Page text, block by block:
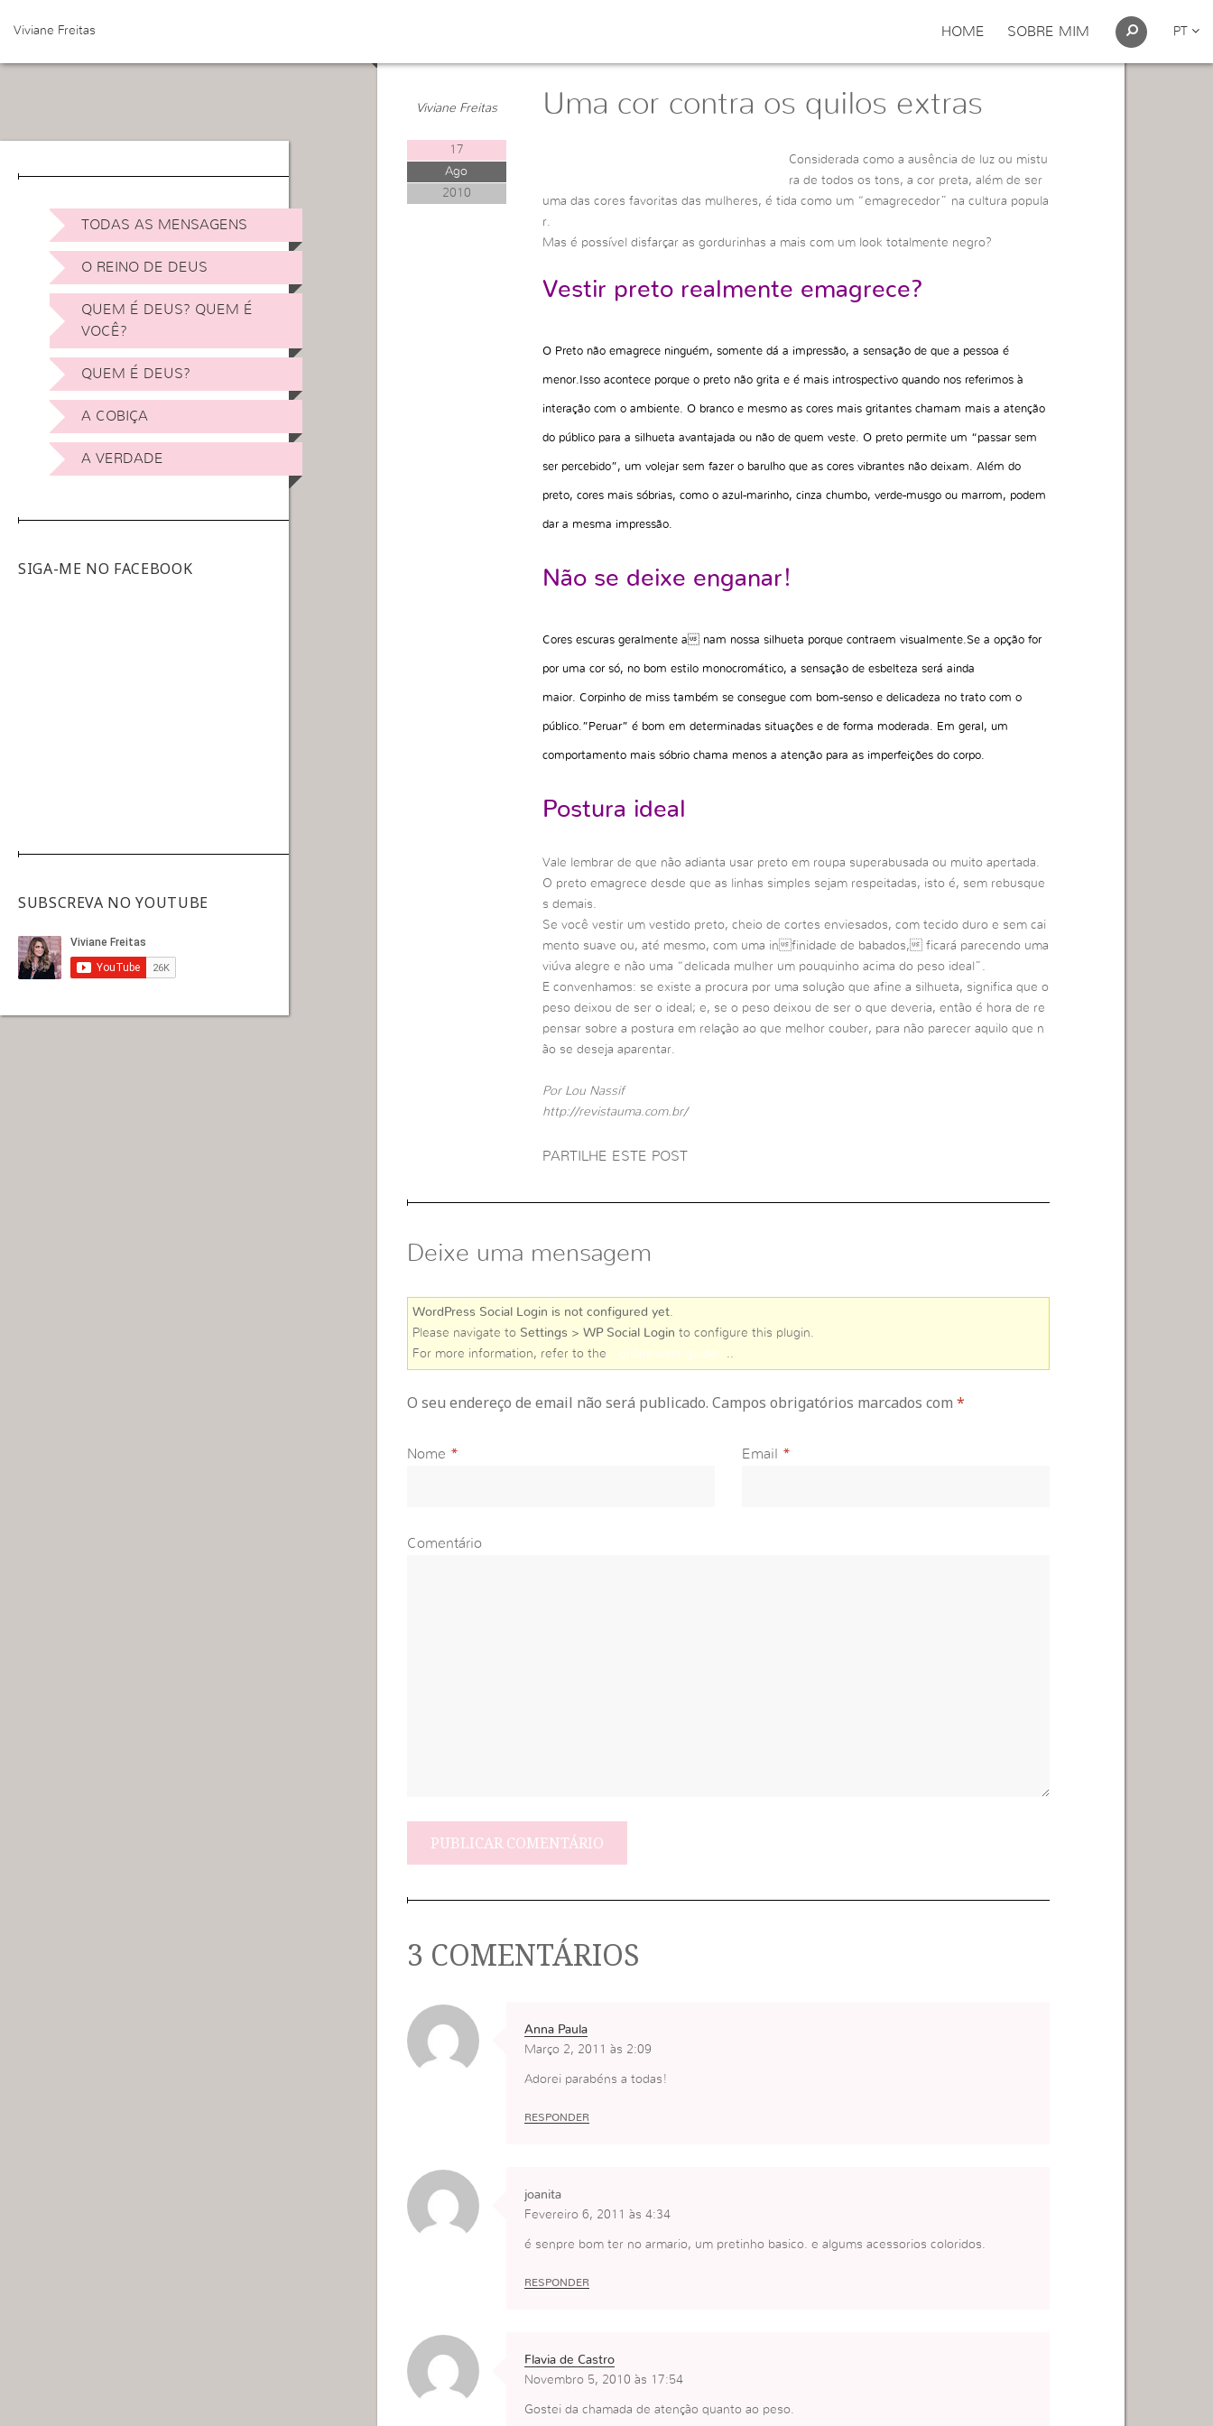
Viviane Freitas HOME SOBRE MIM PT
TODAS AS MENSAGENS
O REINO DE DEUS
QUEM É DEUS? QUEM É
VOCÊ?
QUEM É DEUS?
A COBIÇA
A VERDADE
SIGA-ME NO FACEBOOK
SUBSCREVA NO YOUTUBE
Viviane Freitas
17
Ago
2010
Uma cor contra os quilos extras
Considerada como a ausência de luz ou mistu
ra de todos os tons, a cor preta, além de ser
uma das cores favoritas das mulheres, é tida como um “emagrecedor” na cultura popula
r.
Mas é possível disfarçar as gordurinhas a mais com um look totalmente negro?
Vestir preto realmente emagrece?
O Preto não emagrece ninguém, somente dá a impressão, a sensação de que a pessoa é
menor.Isso acontece porque o preto não grita e é mais introspectivo quando nos referimos à
interação com o ambiente. O branco e mesmo as cores mais gritantes chamam mais a atenção
do público para a silhueta avantajada ou não de quem veste. O preto permite um “passar sem
ser percebido”, um volejar sem fazer o barulho que as cores vibrantes não deixam. Além do
preto, cores mais sóbrias, como o azul-marinho, cinza chumbo, verde-musgo ou marrom, podem
dar a mesma impressão.
Não se deixe enganar!
Cores escuras geralmente a nam nossa silhueta porque contraem visualmente.Se a opção for
por uma cor só, no bom estilo monocromático, a sensação de esbelteza será ainda
maior. Corpinho de miss também se consegue com bom-senso e delicadeza no trato com o
público.”Peruar” é bom em determinadas situações e de forma moderada. Em geral, um
comportamento mais sóbrio chama menos a atenção para as imperfeições do corpo.
Postura ideal
Vale lembrar de que não adianta usar preto em roupa superabusada ou muito apertada.
O preto emagrece desde que as linhas simples sejam respeitadas, isto é, sem rebusque
s demais.
Se você vestir um vestido preto, cheio de cortes enviesados, com tecido duro e sem cai
mento suave ou, até mesmo, com uma infinidade de babados, ficará parecendo uma
viúva alegre e não uma “delicada mulher um pouquinho acima do peso ideal”.
E convenhamos: se existe a procura por uma solução que afine a silhueta, significa que o
peso deixou de ser o ideal; e, se o peso deixou de ser o que deveria, então é hora de re
pensar sobre a postura em relação ao que melhor couber, para não parecer aquilo que n
ão se deseja aparentar.
Por Lou Nassif
http://revistauma.com.br/
PARTILHE ESTE POST
Deixe uma mensagem
WordPress Social Login is not configured yet.
Please navigate to Settings > WP Social Login to configure this plugin.
For more information, refer to the
online user guide ..
O seu endereço de email não será publicado. Campos obrigatórios marcados com *
Nome * Email *
Comentário
3 COMENTÁRIOS
Anna Paula
Março 2, 2011 às 2:09
Adorei parabéns a todas!
RESPONDER
joanita
Fevereiro 6, 2011 às 4:34
é senpre bom ter no armario, um pretinho basico. e algums acessorios coloridos.
RESPONDER
Flavia de Castro
Novembro 5, 2010 às 17:54
Gostei da chamada de atenção quanto ao peso.